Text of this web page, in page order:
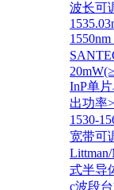
波长可
InP单
出功率
1530-
宽带可
式半导
c波段